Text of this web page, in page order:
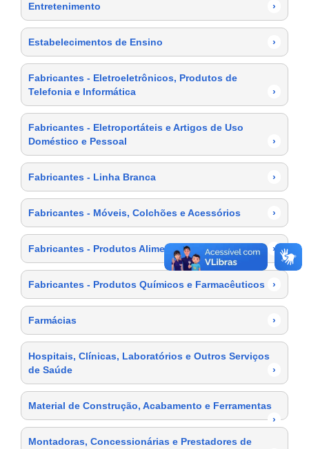
Entretenimento ›
Estabelecimentos de Ensino ›
Fabricantes - Eletroeletrônicos, Produtos de
Telefonia e Informática
›
Fabricantes - Eletroportáteis e Artigos de Uso
Doméstico e Pessoal
›
Fabricantes - Linha Branca ›
Fabricantes - Móveis, Colchões e Acessórios ›
Fabricantes - Produtos Alimentícios ›
Fabricantes - Produtos Químicos e Farmacêuticos ›
Farmácias ›
Hospitais, Clínicas, Laboratórios e Outros Serviços
de Saúde
›
Material de Construção, Acabamento e Ferramentas
›
Montadoras, Concessionárias e Prestadores de